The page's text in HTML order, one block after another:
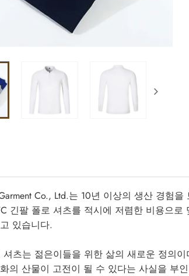
Co., Ltd.는 10년 이상의 생산 경험
긴팔 폴로 셔츠를 적시에 저렴한 비용으
있습니다.
츠는 젊은이들을 위한 삶의 새로운 정의
의 산물이 고전이 될 수 있다는 사실을 부